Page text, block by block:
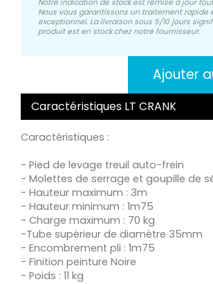
Notre indication de stock est remise à jour
Nous vous garantissons un traitement rapide
exceptionnel. La livraison sous 5/10 jours
produit est en stock chez notre fournisseur.
Ajouter
Caractéristiques LT CRANK
Caractéristiques :
- Pied de levage treuil auto-frein
- Molettes de serrage et goupille de
- Hauteur maximum : 3m
- Hauteur minimum : 1m75
- Charge maximum : 70 kg
-Tube supérieur de diamètre 35mm
- Encombrement pli : 1m75
- Finition peinture Noire
- Poids : 11 kg